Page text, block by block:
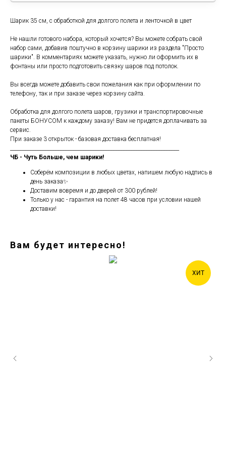
Шарик 35 см, с обработкой для долгого полета и ленточкой в цвет
Не нашли готового набора, который хочется? Вы можете собрать свой
набор сами, добавив поштучно в корзину шарики из раздела "Просто
шарики". В комментариях можете указать, нужно ли оформить их в
фонтаны или просто подготовить связку шаров под потолок.
Вы всегда можете добавить свои пожелания как при оформлении по
телефону, так и при заказе через корзину сайта.
Обработка для долгого полета шаров, грузики и транспортировочные
пакеты БОНУСОМ к каждому заказу! Вам не придется доплачивать за
сервис.
При заказе 3 открыток - базовая доставка бесплатная!
ЧБ - Чуть Больше, чем шарики!
Соберём композиции в любых цветах, напишем любую надпись в
день заказа✨
Доставим вовремя и до дверей от 300 рублей!
Только у нас - гарантия на полет 48 часов при условии нашей
доставки!
Вам будет интересно!
ХИТ